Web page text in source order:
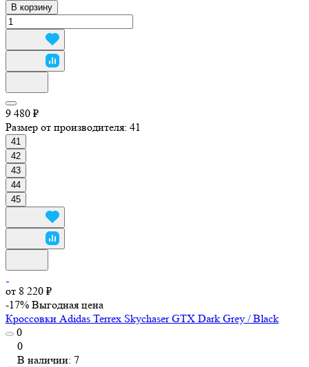
В корзину
9 480 ₽
Размер от производителя: 41
41
42
43
44
45
от 8 220 ₽
-17% Выгодная цена
Кроссовки Adidas Terrex Skychaser GTX Dark Grey / Black
0
0
В наличии: 7